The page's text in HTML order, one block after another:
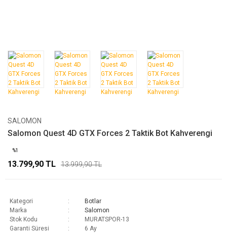
SALOMON
Salomon Quest 4D GTX Forces 2 Taktik Bot Kahverengi
%1
13.799,90 TL 13.999,90 TL
Kategori
Botlar
Marka
Salomon
Stok Kodu
MURATSPOR-13
Garanti Süresi
6 Ay